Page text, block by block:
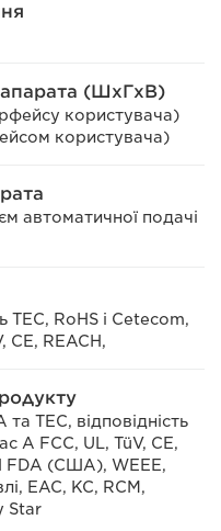
апарата (ШxГxВ)
користувача)
користувача)
автоматичної подачі
TEC, RoHS і Cetecom,
CE, REACH,
та TEC, відповідність
А FCC, UL, TüV, CE,
FDA (США), WEEE,
EAC, KC, RCM,
Star